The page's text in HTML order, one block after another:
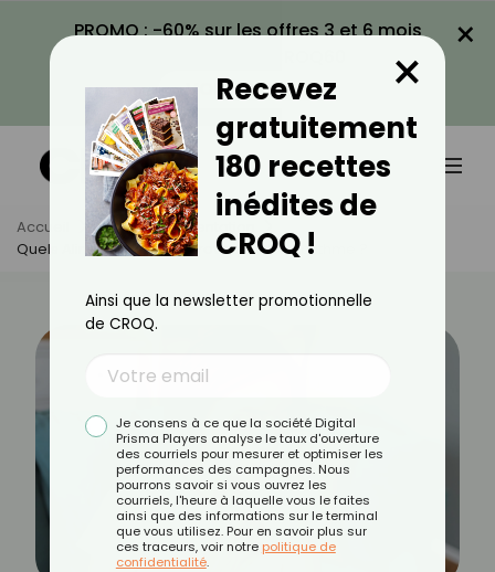
PROMO : -60% sur les offres 3 et 6 mois
VOIR LA PROMO
×
Accueil Actus
Alimentation
Quels Aliments Peuvent Provoquer De L’asthme ?
Recevez
gratuitement
180 recettes
inédites de
CROQ !
×
Ainsi que la newsletter promotionnelle
de CROQ.
Je consens à ce que la société Digital
Prisma Players analyse le taux d'ouverture
des courriels pour mesurer et optimiser les
performances des campagnes. Nous
pourrons savoir si vous ouvrez les
courriels, l'heure à laquelle vous le faites
ainsi que des informations sur le terminal
que vous utilisez. Pour en savoir plus sur
ces traceurs, voir notre politique de
confidentialité.